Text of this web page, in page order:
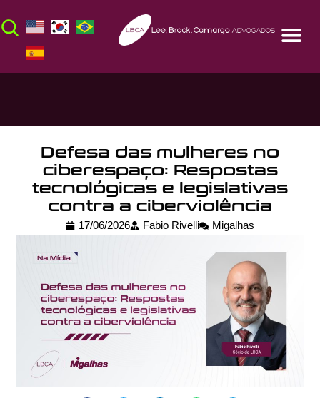
Defesa das mulheres no
ciberespaço: Respostas
tecnológicas e legislativas
contra a ciberviolência
17/06/2026 Fabio Rivelli Migalhas